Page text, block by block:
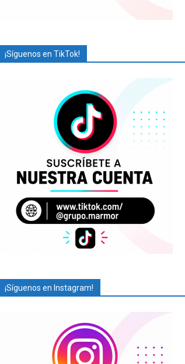
¡Síguenos en TikTok!
¡Síguenos en Instagram!